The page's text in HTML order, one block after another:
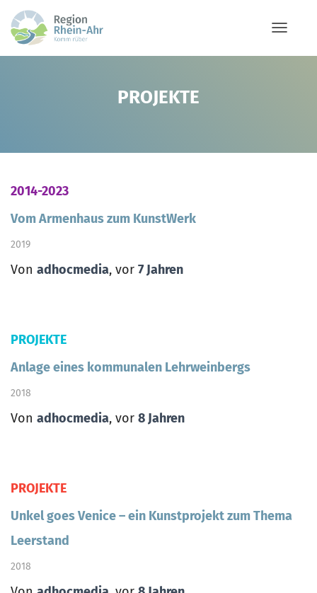
PROJEKTE
2014-2023
Vom Armenhaus zum KunstWerk
2019
Von adhocmedia, vor 7 Jahren
PROJEKTE
Anlage eines kommunalen Lehrweinbergs
2018
Von adhocmedia, vor 8 Jahren
PROJEKTE
Unkel goes Venice – ein Kunstprojekt zum Thema
Leerstand
2018